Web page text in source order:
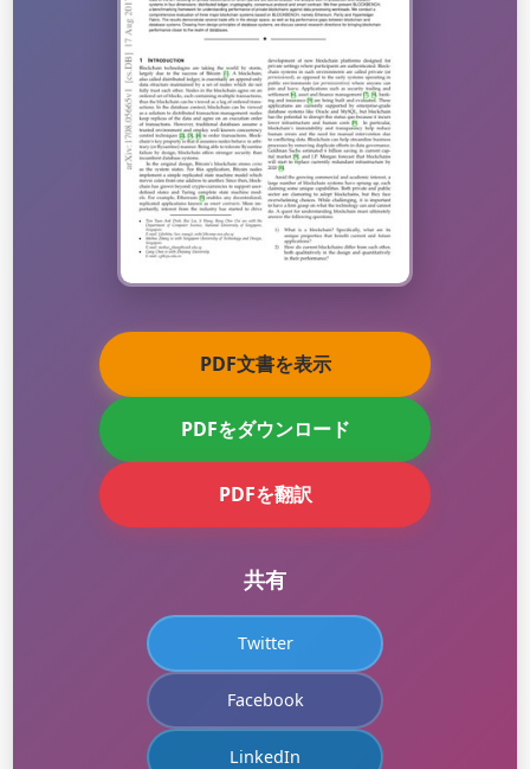
PDF文書を表示
PDFをダウンロード
PDFを翻訳
共有
Twitter
Facebook
LinkedIn